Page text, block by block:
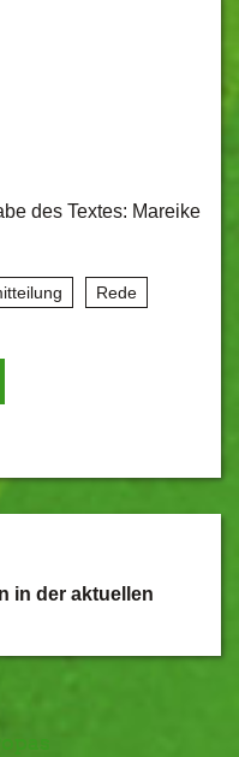
des Textes: Mareike
Rede
in der aktuellen